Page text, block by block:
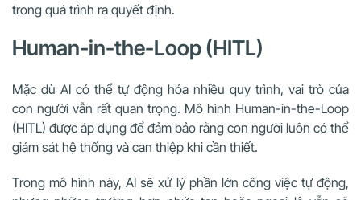
trong quá trình ra quyết định.
Human-in-the-Loop (HITL)
Mặc dù AI có thể tự động hóa nhiều quy trình, vai trò của
con người vẫn rất quan trọng. Mô hình Human-in-the-Loop
(HITL) được áp dụng để đảm bảo rằng con người luôn có thể
giám sát hệ thống và can thiệp khi cần thiết.
Trong mô hình này, AI sẽ xử lý phần lớn công việc tự động,